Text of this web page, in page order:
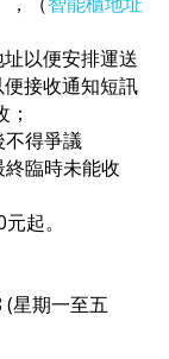
以便安排運送
接收通知短訊
得爭議
臨時未能收
起。
星期一至五